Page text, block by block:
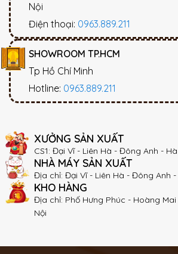
Nội
Điện thoại: 0963.889.211
SHOWROOM TP.HCM
Tp Hồ Chí Minh
Hotline: 0963.889.211
XƯỞNG SẢN XUẤT
CS1: Đại Vĩ - Liên Hà - Đông Anh -
NHÀ MÁY SẢN XUẤT
Địa chỉ: Đại Vĩ - Liên Hà - Đông Anh -
KHO HÀNG
Địa chỉ: Phố Hưng Phúc - Hoàng Mai
Nội